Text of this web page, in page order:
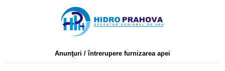
Guvernanță Corporativă
Informații de interes public
Anunţuri / întrerupere furnizarea apei